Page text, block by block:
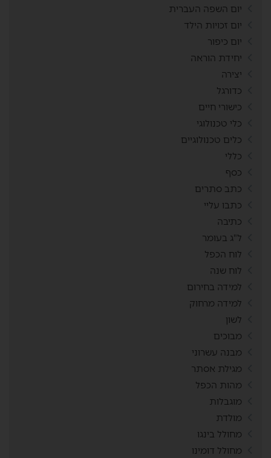
יום השפה העברית
יום זכויות הילד
יום כיפור
יחידת הוראה
יצירה
כדורגל
כישורי חיים
כלי טכנולוגי
כלים טכנולוגיים
כללי
כסף
כתב סתרים
כתבו עליי
כתיבה
ל"ג בעומר
לוח הכפל
לוח שנה
למידה בחירום
למידה מרחוק
לשון
מבוכים
מבנה עשרוני
מגילת אסתר
מהות הכפל
מוגבלות
מולדת
מחולל בינגו
מחולל דומינו